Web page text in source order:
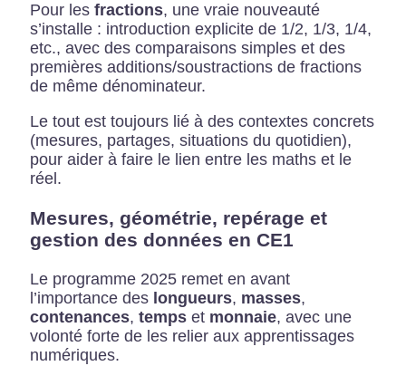
Pour les fractions, une vraie nouveauté
s’installe : introduction explicite de 1/2, 1/3, 1/4,
etc., avec des comparaisons simples et des
premières additions/soustractions de fractions
de même dénominateur.
Le tout est toujours lié à des contextes concrets
(mesures, partages, situations du quotidien),
pour aider à faire le lien entre les maths et le
réel.
Mesures, géométrie, repérage et
gestion des données en CE1
Le programme 2025 remet en avant
l’importance des longueurs, masses,
contenances, temps et monnaie, avec une
volonté forte de les relier aux apprentissages
numériques.